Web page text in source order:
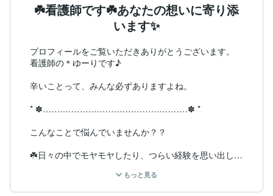
☘️看護師です☘️あなたの想いに寄り添
います✨
プロフィールをご覧いただきありがとうございます。
看護師の＊ゆーりです♪
辛いことって、みんな必ずありますよね。
* ✽……………………………………………✽ *
こんなことで悩んでいませんか？？
☘️日々の中でモヤモヤしたり、つらい経験を思い出して
☘️周りからどう思われているのか気にしてしまう
☘️職場や家庭での人間関係に悩んでいる
もっと見る